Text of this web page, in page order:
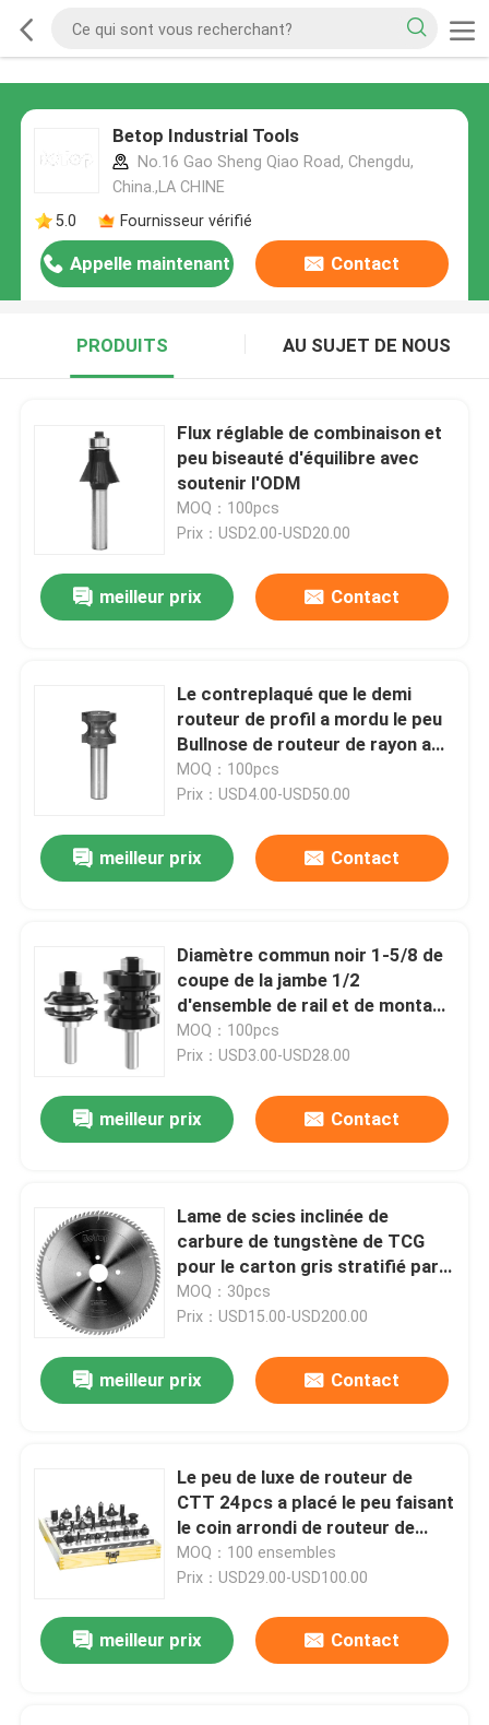
Betop Industrial Tools
No.16 Gao Sheng Qiao Road, Chengdu,
China.,LA CHINE
5.0
Fournisseur vérifié
Appelle maintenant Contact
PRODUITS AU SUJET DE NOUS
Flux réglable de combinaison et
peu biseauté d'équilibre avec
soutenir l'ODM
MOQ：100pcs
Prix：USD2.00-USD20.00
meilleur prix Contact
Le contreplaqué que le demi
routeur de profil a mordu le peu
Bullnose de routeur de rayon a
entièrement arrondi le bord
MOQ：100pcs
Prix：USD4.00-USD50.00
meilleur prix Contact
Diamètre commun noir 1-5/8 de
coupe de la jambe 1/2
d'ensemble de rail et de montant
de peu du routeur 2PC
MOQ：100pcs
Prix：USD3.00-USD28.00
meilleur prix Contact
Lame de scies inclinée de
carbure de tungstène de TCG
pour le carton gris stratifié par
conseil de placage
MOQ：30pcs
Prix：USD15.00-USD200.00
meilleur prix Contact
Le peu de luxe de routeur de
CTT 24pcs a placé le peu faisant
le coin arrondi de routeur de
travail du bois
MOQ：100 ensembles
Prix：USD29.00-USD100.00
meilleur prix Contact